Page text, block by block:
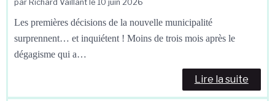
par Richard Vaillant le 10 juin 2026
Les premières décisions de la nouvelle municipalité
surprennent… et inquiétent ! Moins de trois mois après le
dégagisme qui a…
Lire la suite